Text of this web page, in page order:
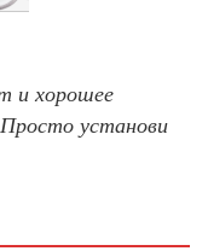
и хорошее
установи